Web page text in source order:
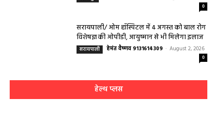
0
सरायपाली/ ओम हॉस्पिटल में 4 अगस्त को बाल रोग
विशेषज्ञ की ओपीडी, आयुष्मान से भी मिलेगा इलाज
सरायपाली हेमंत वैष्णव 9131614309 - August 2, 2026
0
हेल्थ प्लस